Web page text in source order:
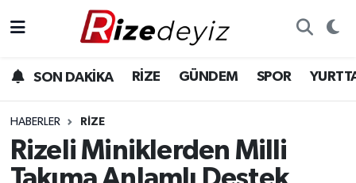
SON DAKİKA RİZE GÜNDEM SPOR
HABERLER RIZE
Rizeli Miniklerden Milli
Gündem
Yurttan Haberler
Rize Hava Durumu
Rize Trafik Yoğunluk Haritası